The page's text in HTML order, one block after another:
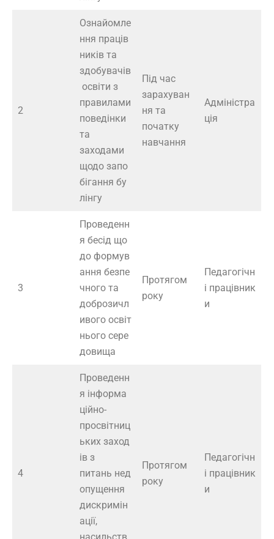
2
Ознайомле
ння праців
ників та
здобувачів
освіти з
правилами
поведінки
та
заходами
щодо запо
бігання бу
лінгу
Під час
зарахуван
ня та
початку
навчання
Адміністра
ція
3
Проведенн
я бесід що
до формув
ання безпе
чного та
доброзичл
ивого освіт
нього сере
довища
Протягом
року
Педагогічн
і працівник
и
4
Проведенн
я інформа
ційно-
просвітниц
ьких заход
ів з
питань нед
опущення
дискримін
ації,
Протягом
року
Педагогічн
і працівник
и